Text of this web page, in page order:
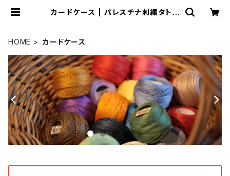
カードケース | パレスチナ刺繍タトリ
HOME カードケース